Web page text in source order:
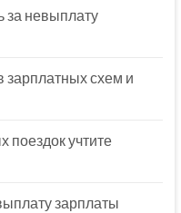
за невыплату
зарплатных схем и
поездок учтите
зарплаты